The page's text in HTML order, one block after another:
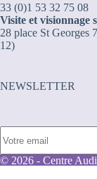
33 (0)1 53 32 75 08
Visite et visionnage
28 place St Georges
12)
NEWSLETTER
© 2026 - Centre